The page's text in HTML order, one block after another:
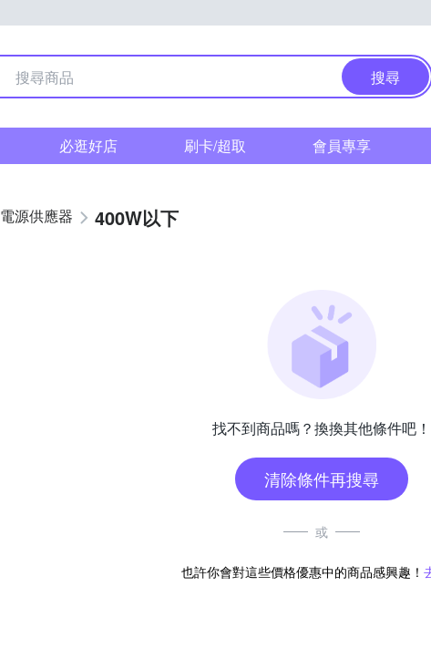
搜尋
必逛好店 刷卡/超取 會員專享
電源供應器 400W以下
找不到商品嗎？換換其他條件吧！
清除條件再搜尋
或
也許你會對這些價格優惠中的商品感興趣！